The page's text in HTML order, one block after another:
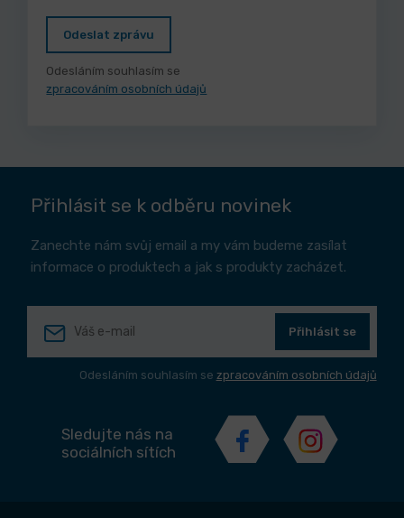
Odeslat zprávu
Odesláním souhlasím se
zpracováním osobních údajů
Přihlásit se k odběru novinek
Zanechte nám svůj email a my vám budeme zasílat
informace o produktech a jak s produkty zacházet.
Přihlásit se
Odesláním souhlasím se zpracováním osobních údajů
Sledujte nás na
sociálních sítích